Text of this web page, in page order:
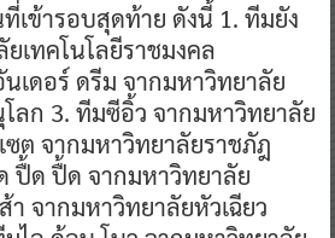
เข้ารอบสุดท้าย ดังนี้ 1. ทีมยัง
เทคโนโลยีราชมงคล
เดอร์ ดรีม จากมหาวิทยาลัย
ลก 3. ทีมซีอิ้ว จากมหาวิทยาลัย
ซต จากมหาวิทยาลัยราชภัฎ
ปื้ด ปื้ด จากมหาวิทยาลัย
จากมหาวิทยาลัยหัวเฉียว